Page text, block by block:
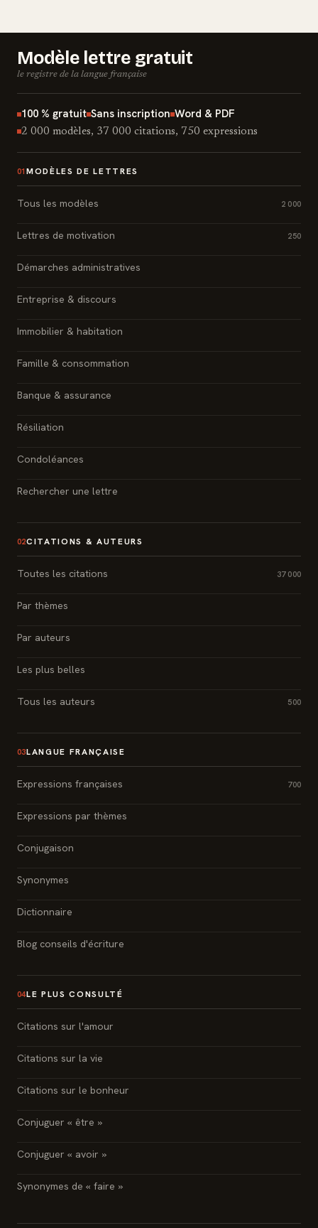
Modèle lettre gratuit
le registre de la langue française
100 % gratuit Sans inscription Word & PDF
2 000 modèles, 37 000 citations, 750 expressions
01 MODÈLES DE LETTRES
Tous les modèles 2 000
Lettres de motivation 250
Démarches administratives
Entreprise & discours
Immobilier & habitation
Famille & consommation
Banque & assurance
Résiliation
Condoléances
Rechercher une lettre
02CITATIONS & AUTEURS
Toutes les citations 37 000
Par thèmes
Par auteurs
Les plus belles
Tous les auteurs 500
03LANGUE FRANÇAISE
Expressions françaises 700
Expressions par thèmes
Conjugaison
Synonymes
Dictionnaire
Blog conseils d'écriture
04LE PLUS CONSULTÉ
Citations sur l'amour
Citations sur la vie
Citations sur le bonheur
Conjuguer « être »
Conjuguer « avoir »
Synonymes de « faire »